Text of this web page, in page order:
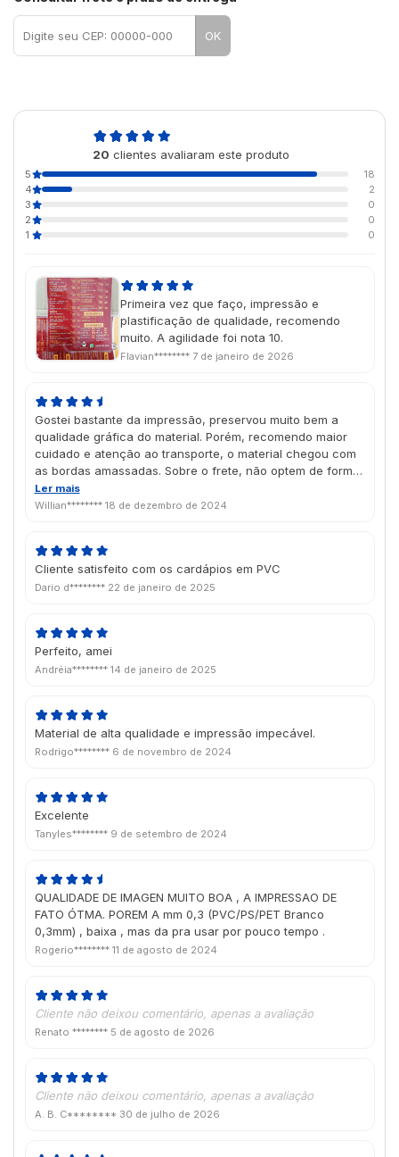
OK
20 clientes avaliaram este produto
5
18
4
2
3
0
2
0
1
0
Primeira vez que faço, impressão e
plastificação de qualidade, recomendo
muito. A agilidade foi nota 10.
Flavian******** 7 de janeiro de 2026
Gostei bastante da impressão, preservou muito bem a
qualidade gráfica do material. Porém, recomendo maior
cuidado e atenção ao transporte, o material chegou com
as bordas amassadas. Sobre o frete, não optem de forma
alguma pela Jadlog, são PÉSSIMOS! Não cumprem o prazo
de envio, não atendem a nenhuma chamada e muito
Ler mais
Willian******** 18 de dezembro de 2024
Cliente satisfeito com os cardápios em PVC
Dario d******** 22 de janeiro de 2025
Perfeito, amei
Andréia******** 14 de janeiro de 2025
Material de alta qualidade e impressão impecável.
Rodrigo******** 6 de novembro de 2024
Excelente
Tanyles******** 9 de setembro de 2024
QUALIDADE DE IMAGEN MUITO BOA , A IMPRESSAO DE
FATO ÓTMA. POREM A mm 0,3 (PVC/PS/PET Branco
0,3mm) , baixa , mas da pra usar por pouco tempo .
Rogerio******** 11 de agosto de 2024
Cliente não deixou comentário, apenas a avaliação
Renato ******** 5 de agosto de 2026
Cliente não deixou comentário, apenas a avaliação
A. B. C******** 30 de julho de 2026